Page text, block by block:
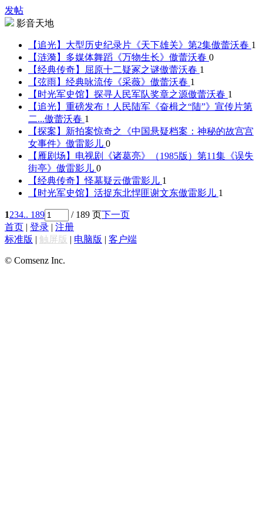
发帖
影音天地
【追光】大型历史纪录片《天下雄关》第2集傲蕾沃春 1
【涟漪】多媒体舞蹈《万物生长》 傲蕾沃春 0
【经典传奇】屈原十二疑冢之谜傲蕾沃春 1
【弦雨】经典咏流传《采薇》 傲蕾沃春 1
【时光军史馆】探寻人民军队奖章之源傲蕾沃春 1
【追光】重磅发布！人民陆军《奋楫之“陆”》宣传片第
二...傲蕾沃春 1
【探案】新拍案惊奇之《中国悬疑档案：神秘的故宫宫
女事件》 傲雷影儿 0
【雁剧场】电视剧《诸葛亮》（1985版）第11集《误失
街亭》 傲雷影儿 0
【经典传奇】怪墓疑云傲雷影儿 1
【时光军史馆】活捉东北悍匪谢文东傲雷影儿 1
1234.. 189 / 189 页下一页
首页 | 登录 | 注册
标准版 | 触屏版 | 电脑版 | 客户端
© Comsenz Inc.